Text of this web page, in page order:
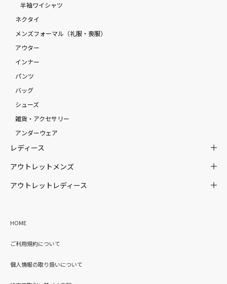
半袖ワイシャツ
ネクタイ
メンズフォーマル（礼服・喪服）
アウター
インナー
パンツ
バッグ
シューズ
雑貨・アクセサリー
アンダーウェア
レディース
アウトレットメンズ
アウトレットレディース
HOME
ご利用規約について
個人情報の取り扱いについて